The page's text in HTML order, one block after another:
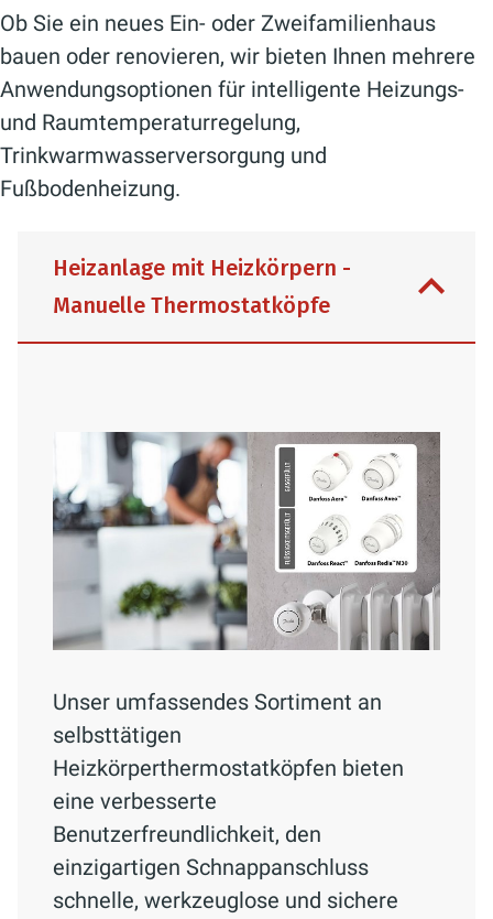
Ob Sie ein neues Ein- oder Zweifamilienhaus
bauen oder renovieren, wir bieten Ihnen mehrere
Anwendungsoptionen für intelligente Heizungs-
und Raumtemperaturregelung,
Trinkwarmwasserversorgung und
Fußbodenheizung.
Heizanlage mit Heizkörpern -
Manuelle Thermostatköpfe
Unser umfassendes Sortiment an
selbsttätigen
Heizkörperthermostatköpfen bieten
eine verbesserte
Benutzerfreundlichkeit, den
einzigartigen Schnappanschluss
schnelle, werkzeuglose und sichere